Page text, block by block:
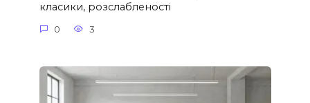
класики, розслабленості
0 3